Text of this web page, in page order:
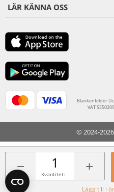
− +
Kvantitet:
Lägg till i
LÄR KÄNNA OSS
Blankenfelder
VAT
© 2024-2026
FERA